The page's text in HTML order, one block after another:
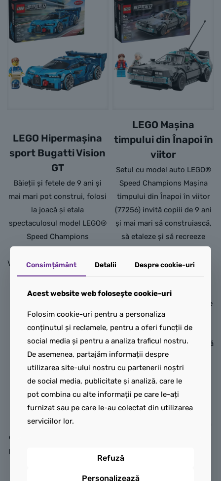
LEGO Hipermașina
sport Bugatti Vision
GT
Băieții și fetele de 9 ani și
mai mari pot construi, folosi
la joacă și etala
spectaculosul model LEGO®
Speed Champions
Hipermașina sport Bugatti
Vision Gran Turismo (77253).
Pentru prima dată, acest
atractiv model Bugatti
seriei de jocuri video Gran
Turismo să exploreze
eleganța și performanța
acestei minuni inginerești.
Acest model de mașină
Bugatti include detalii de la
mașina creată de Bugatti
pentru jocul video Gran
Turismo în 2015. Are un
calandru frontal în formă de
potcoavă, aripă spate, faruri
distinctive cu 8 „ochi”, un
eleron de acoperiș și
LEGO Mașina
timpului din Înapoi în
viitor
Setul cu model auto LEGO®
Speed Champions Mașina
timpului din Înapoi în viitor
(77256) invită copiii de 9 ani
și mai mari să construiască,
să etaleze și să recreeze
franciză cinematografică.
construită din cărămizi
include multe dintre detaliile
celebre ale modelului văzut
în popularele filme.
Construiește această mașină
emblematică cu un
paratrăsnet și o plăcuță de
înmatriculare din California
ca în primul film, apoi
reconstruiește-o în
înmatriculare portocalie și
roțile înclinate pe o parte.
Consimțământ Detalii Despre cookie-uri
Acest website web folosește cookie-uri
Folosim cookie-uri pentru a personaliza
conținutul și reclamele, pentru a oferi funcții de
social media și pentru a analiza traficul nostru.
De asemenea, partajăm informații despre
utilizarea site-ului nostru cu partenerii noștri
de social media, publicitate și analiză, care le
pot combina cu alte informații pe care le-ați
furnizat sau pe care le-au colectat din utilizarea
serviciilor lor.
Refuză
Personalizează